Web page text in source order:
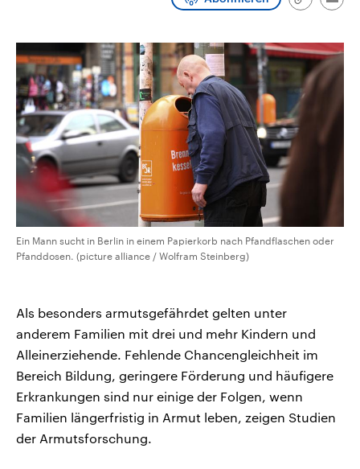
Link
Ein Mann sucht in Berlin in einem Papierkorb nach Pfandflaschen oder
Pfanddosen. (picture alliance / Wolfram Steinberg)
Als besonders armutsgefährdet gelten unter
anderem Familien mit drei und mehr Kindern und
Alleinerziehende. Fehlende Chancengleichheit im
Bereich Bildung, geringere Förderung und häufigere
Erkrankungen sind nur einige der Folgen, wenn
Familien längerfristig in Armut leben, zeigen Studien
der Armutsforschung.